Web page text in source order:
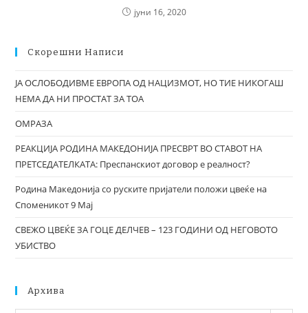
јуни 16, 2020
Скорешни Написи
ЈА ОСЛОБОДИВМЕ ЕВРОПА ОД НАЦИЗМОТ, НО ТИЕ НИКОГАШ
НЕМА ДА НИ ПРОСТАТ ЗА ТОА
ОМРАЗА
РЕАКЦИЈА РОДИНА МАКЕДОНИЈА ПРЕСВРТ ВО СТАВОТ НА
ПРЕТСЕДАТЕЛКАТА: Преспанскиот договор е реалност?
Родина Македонија со руските пријатели положи цвеќе на
Споменикот 9 Мај
СВЕЖО ЦВЕЌЕ ЗА ГОЦЕ ДЕЛЧЕВ – 123 ГОДИНИ ОД НЕГОВОТО
УБИСТВО
Архива